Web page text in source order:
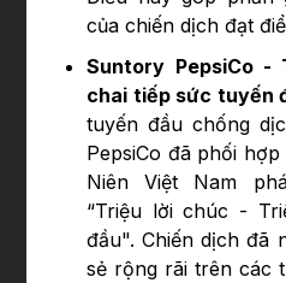
của chiến dịch đạt
Suntory PepsiCo
chai tiếp sức tuyến
tuyến đầu chống
PepsiCo đã phối
Niên Việt Nam
“Triệu lời chúc -
đầu". Chiến dịch đã
sẻ rộng rãi trên các